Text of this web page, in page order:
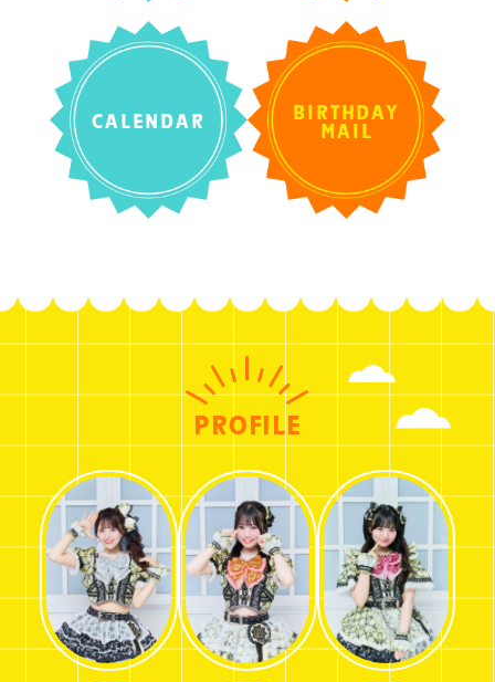
CALENDAR BIRTHDAY
MAIL
PROFILE